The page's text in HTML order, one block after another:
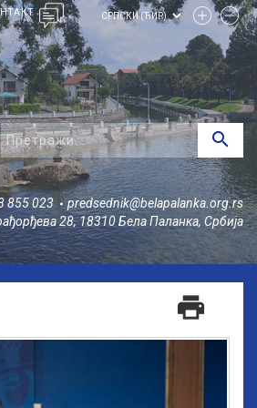
search
855 023
predsednik@belapalanka.org.rs
28, 18310 Бела Паланка, Србија
print